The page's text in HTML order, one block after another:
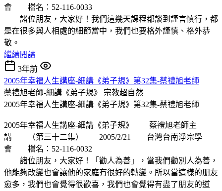
會 檔名：52-116-0033
諸位朋友，大家好！我們這幾天課程都談到謹言慎行，都
是在很多與人相處的細節當中，我們也要格外謹慎、格外恭
敬。
繼續閱讀
3年前
2005年幸福人生講座-細講《弟子規》第32集-蔡禮旭老師
蔡禮旭老師-細講《弟子規》 宗教超自然
2005年幸福人生講座-細講《弟子規》第32集-蔡禮旭老師
2005年幸福人生講座-細講《弟子規》 蔡禮旭老師主
講 （第三十二集） 2005/2/21 台灣台南淨宗學
會 檔名：52-116-0032
諸位朋友，大家好！「勸人為善」，當我們勸別人為善，
他能夠改變也會讓他的家庭有很好的轉變。所以當這樣的朋友
愈多，我們也會覺得很歡喜，我們也會覺得有盡了朋友的道